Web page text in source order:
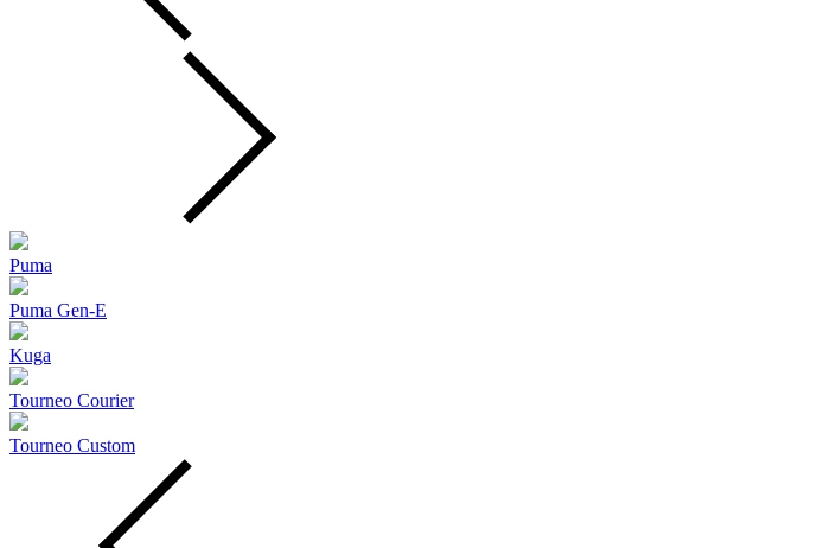
Puma
Puma Gen‑E
Kuga
Tourneo Courier
Tourneo Custom